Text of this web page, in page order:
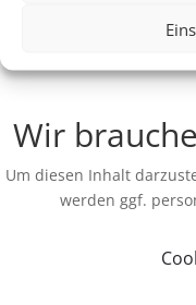
Wir
Um diesen Inhalt
werden ggf.